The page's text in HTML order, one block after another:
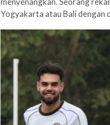
Yogyakarta atau Bali dengan